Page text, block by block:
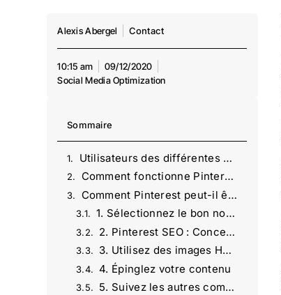
Alexis Abergel Contact
10:15 am
09/12/2020
Social Media Optimization
Sommaire
Utilisateurs des différentes plateformes de réseaux sociaux
Comment fonctionne Pinterest
Comment Pinterest peut-il être utilisé pour atteindre vos objectifs de référencement ?
1. Sélectionnez le bon nom d’utilisateur :
2. Pinterest SEO : Concevez votre profil pour réussir
3. Utilisez des images HD avec des noms et des descriptions soignés
4. Épinglez votre contenu
5. Suivez les autres comptes et épinglez le contenu des autres utilisateurs